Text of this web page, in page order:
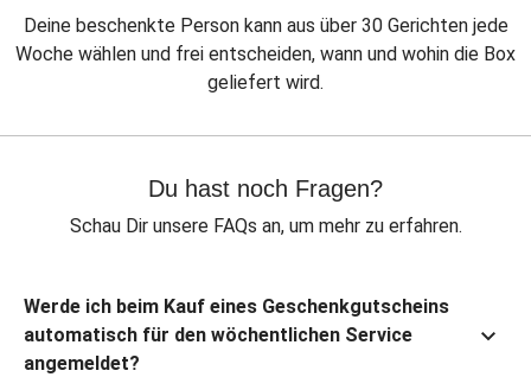
Deine beschenkte Person kann aus über 30 Gerichten jede
Woche wählen und frei entscheiden, wann und wohin die Box
geliefert wird.
Du hast noch Fragen?
Schau Dir unsere FAQs an, um mehr zu erfahren.
Werde ich beim Kauf eines Geschenkgutscheins
automatisch für den wöchentlichen Service
angemeldet?